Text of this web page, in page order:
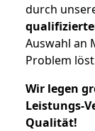
durch
Auswahl an
Problem
Wir legen
Leistungs-
Qualität!